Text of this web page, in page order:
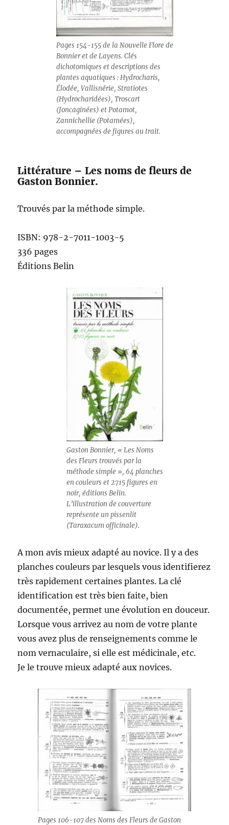
Pages 154-155 de la Nouvelle Flore de
Bonnier et de Layens. Clés
dichotomiques et descriptions des
plantes aquatiques : Hydrocharis,
Élodée, Vallisnérie, Stratiotes
(Hydrocharidées), Troscart
(Joncaginées) et Potamot,
Zannichellie (Potamées),
accompagnées de figures au trait.
Littérature – Les noms de fleurs de
Gaston Bonnier.
Trouvés par la méthode simple.
ISBN: 978-2-7011-1003-5
336 pages
Éditions Belin
Gaston Bonnier, « Les Noms
des Fleurs trouvés par la
méthode simple », 64 planches
en couleurs et 2715 figures en
noir, éditions Belin.
L’illustration de couverture
représente un pissenlit
(Taraxacum officinale).
A mon avis mieux adapté au novice. Il y a des
planches couleurs par lesquels vous identifierez
très rapidement certaines plantes. La clé
identification est très bien faite, bien
documentée, permet une évolution en douceur.
Lorsque vous arrivez au nom de votre plante
vous avez plus de renseignements comme le
nom vernaculaire, si elle est médicinale, etc.
Je le trouve mieux adapté aux novices.
Pages 106-107 des Noms des Fleurs de Gaston